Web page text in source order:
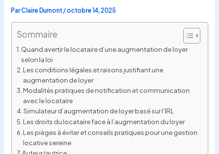
ParClaire Dumont/octobre 14, 2025
Sommaire
Quand avertir le locataire d’une augmentation de loyer
selon la loi
Les conditions légales et raisons justifiant une
augmentation de loyer
Modalités pratiques de notification et communication
avec le locataire
Simulateur d’augmentation de loyer basé sur l’IRL
Les droits du locataire face à l’augmentation du loyer
Les pièges à éviter et conseils pratiques pour une gestion
locative sereine